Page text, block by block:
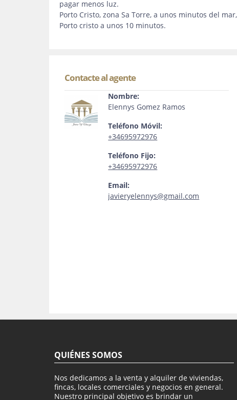
pagar menos luz.
Porto Cristo, zona Sa Torre, a unos minutos del
Porto cristo a unos 10 minutos.
Contacte al agente
Nombre:
Elennys Gomez Ramos
Teléfono Móvil:
+34695972976
Teléfono Fijo:
+34695972976
Email:
javieryelennys@gmail.com
QUIÉNES SOMOS
Nos dedicamos a la venta y alquiler de viviendas,
fincas, locales comerciales y negocios en general.
Nuestro principal objetivo es brindar un